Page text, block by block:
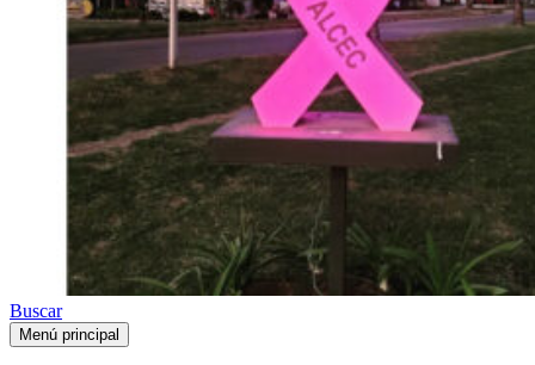
Buscar
Menú principal